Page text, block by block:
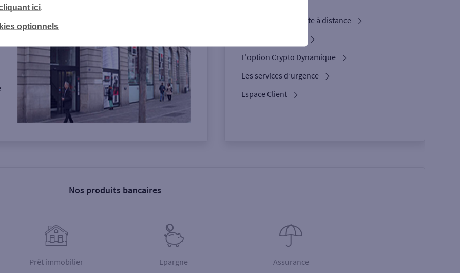
Ouverture de compte à distance
L'option Crypto Dynamique
Les services d’urgence
Espace Client
Nos produits bancaires
Prêt immobilier Epargne Assurance
ici.
optionnels